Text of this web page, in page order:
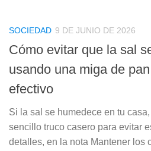
SOCIEDAD 9 DE JUNIO DE 2026
Cómo evitar que la sal
usando una miga de
efectivo
Si la sal se humedece en tu
sencillo truco casero para evitar
detalles, en la nota Mantener los